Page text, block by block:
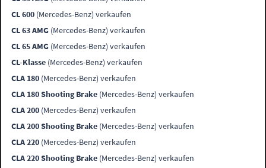
CL 600 (Mercedes-Benz) verkaufen
CL 63 AMG (Mercedes-Benz) verkaufen
CL 65 AMG (Mercedes-Benz) verkaufen
CL-Klasse (Mercedes-Benz) verkaufen
CLA 180 (Mercedes-Benz) verkaufen
CLA 180 Shooting Brake (Mercedes-Benz) verkaufen
CLA 200 (Mercedes-Benz) verkaufen
CLA 200 Shooting Brake (Mercedes-Benz) verkaufen
CLA 220 (Mercedes-Benz) verkaufen
CLA 220 Shooting Brake (Mercedes-Benz) verkaufen